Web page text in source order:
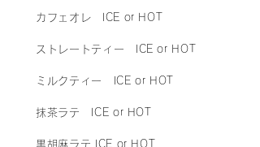
カフェオレ ICE or HOT
ストレートティー ICE or HOT
ミルクティー ICE or HOT
抹茶ラテ ICE or HOT
黒胡麻ラテ ICE or HOT